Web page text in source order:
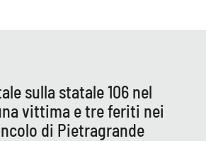
sulla statale 106 nel
vittima e tre feriti nei
di Pietragrande